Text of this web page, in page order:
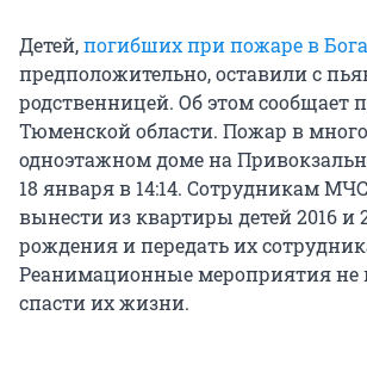
Детей,погибших при пожаре в
предположительно, оставили с
родственницей. Об этом сообщает
Тюменской области. Пожар в
одноэтажном доме на
18 января в 14:14. Сотрудникам
вынести из квартиры детей 2016 и
рождения и передать их
Реанимационные мероприятия не
спасти их жизни.